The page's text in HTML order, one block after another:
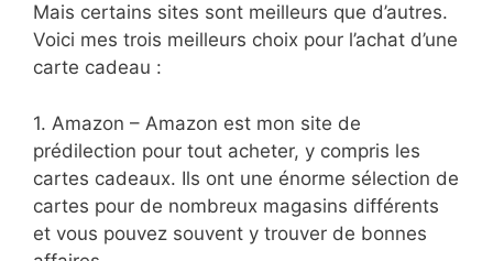
Mais certains sites sont meilleurs que d’autres.
Voici mes trois meilleurs choix pour l’achat d’une
carte cadeau :
1. Amazon – Amazon est mon site de
prédilection pour tout acheter, y compris les
cartes cadeaux. Ils ont une énorme sélection de
cartes pour de nombreux magasins différents
et vous pouvez souvent y trouver de bonnes